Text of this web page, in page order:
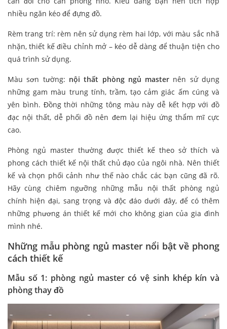
nhiều ngăn kéo để đựng đồ.
Rèm trang trí: rèm nên sử dụng rèm hai lớp, với màu sắc nhã
nhặn, thiết kế điều chỉnh mở – kéo dễ dàng để thuận tiện cho
quá trình sử dụng.
Màu sơn tường: nội thất phòng ngủ master nên sử dụng
những gam màu trung tính, trầm, tạo cảm giác ấm cúng và
yên bình. Đồng thời những tông màu này dễ kết hợp với đồ
đạc nội thất, dễ phối đồ nên đem lại hiệu ứng thẩm mĩ cực
cao.
Phòng ngủ master thường được thiết kế theo sở thích và
phong cách thiết kế nội thất chủ đạo của ngôi nhà. Nên thiết
kế và chọn phối cảnh như thế nào chắc các bạn cũng đã rõ.
Hãy cùng chiêm ngưỡng những mẫu nội thất phòng ngủ
chính hiện đại, sang trọng và độc đáo dưới đây, để có thêm
những phương án thiết kế mới cho không gian của gia đình
mình nhé.
Những mẫu phòng ngủ master nổi bật về phong
cách thiết kế
Mẫu số 1: phòng ngủ master có vệ sinh khép kín và
phòng thay đồ